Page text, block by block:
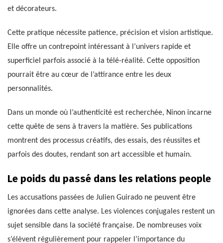
et décorateurs.
Cette pratique nécessite patience, précision et vision artistique.
Elle offre un contrepoint intéressant à l’univers rapide et
superficiel parfois associé à la télé-réalité. Cette opposition
pourrait être au cœur de l’attirance entre les deux
personnalités.
Dans un monde où l’authenticité est recherchée, Ninon incarne
cette quête de sens à travers la matière. Ses publications
montrent des processus créatifs, des essais, des réussites et
parfois des doutes, rendant son art accessible et humain.
Le poids du passé dans les relations people
Les accusations passées de Julien Guirado ne peuvent être
ignorées dans cette analyse. Les violences conjugales restent un
sujet sensible dans la société française. De nombreuses voix
s’élèvent régulièrement pour rappeler l’importance du